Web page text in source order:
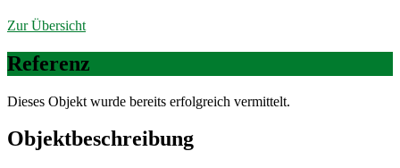
Zur Übersicht
Referenz
Dieses Objekt wurde bereits erfolgreich vermittelt.
Objekt­beschreibung